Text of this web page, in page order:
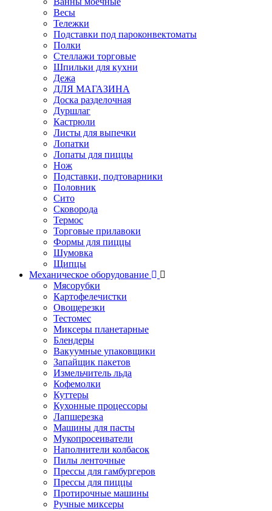
Весы
Тележки
Подставки под пароконвектоматы
Полки
Стеллажи торговые
Шпильки для кухни
Дежа
ДЛЯ МАГАЗИНА
Доска разделочная
Дуршлаг
Кастрюли
Листы для выпечки
Лопатки
Лопаты для пиццы
Нож
Подставки, подтоварники
Половник
Сито
Сковорода
Термос
Торговые прилавоки
Формы для пиццы
Шумовка
Щипцы
Механическое оборудование
Мясорубки
Картофелечистки
Овощерезки
Тестомес
Миксеры планетарные
Блендеры
Вакуумные упаковщики
Запайщик пакетов
Измельчитель льда
Кофемолки
Куттеры
Кухонные процессоры
Лапшерезка
Машины для пасты
Мукопросеиватели
Наполнители колбасок
Пилы ленточные
Прессы для гамбургеров
Прессы для пиццы
Протирочные машины
Ручные миксеры